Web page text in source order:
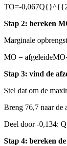
TO=-
Stap 2: bereken
Marginale
MO = afgeleide
Stap 3: vind de
Stel datom de
Breng 76,7 naar de
Deel door -0,134:
Stap 4: bereken